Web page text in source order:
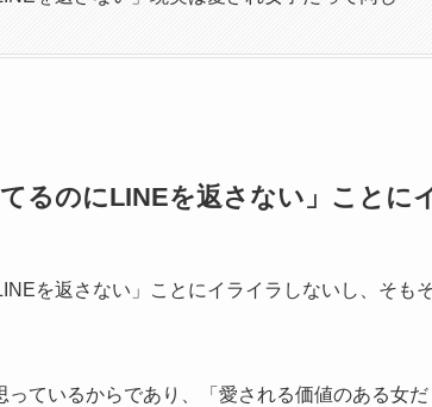
るのにLINEを返さない」ことに
を返さない」ことにイライラしないし、そも
ているからであり、「愛される価値のある女